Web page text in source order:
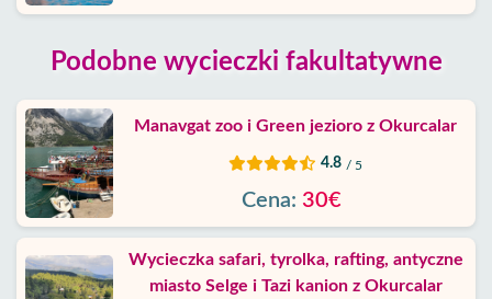
Podobne wycieczki fakultatywne
Manavgat zoo i Green jezioro z Okurcalar
4.8 / 5
Cena: 30€
Wycieczka safari, tyrolka, rafting, antyczne
miasto Selge i Tazi kanion z Okurcalar